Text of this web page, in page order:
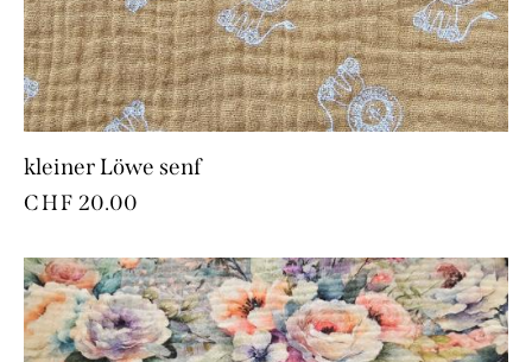
kleiner Löwe senf
CHF 20.00